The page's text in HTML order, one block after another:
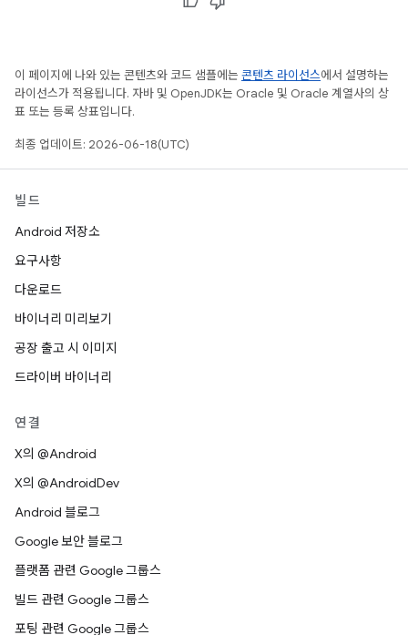
이 페이지에 나와 있는 콘텐츠와 코드 샘플에는 콘텐츠 라이선스에서 설명하는
라이선스가 적용됩니다. 자바 및 OpenJDK는 Oracle 및 Oracle 계열사의 상
표 또는 등록 상표입니다.
최종 업데이트: 2026-06-18(UTC)
빌드
Android 저장소
요구사항
다운로드
바이너리 미리보기
공장 출고 시 이미지
드라이버 바이너리
연결
X의 @Android
X의 @AndroidDev
Android 블로그
Google 보안 블로그
플랫폼 관련 Google 그룹스
빌드 관련 Google 그룹스
포팅 관련 Google 그룹스